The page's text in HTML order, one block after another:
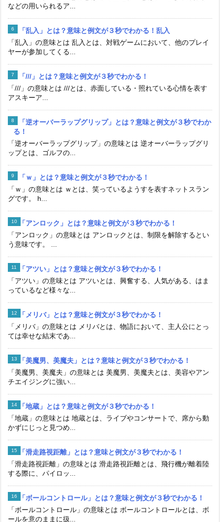
などの用いられるア...
「乱入」とは？意味と例文が３秒でわかる！乱入
「乱入」の意味とは 乱入とは、対戦ゲームにおいて、他のプレイ
ヤーが参加してくる...
「///」とは？意味と例文が３秒でわかる！
「///」の意味とは ///とは、赤面している・照れている心情を表す
アスキーア...
「逆オーバーラップグリップ」とは？意味と例文が３秒でわか
る！
「逆オーバーラップグリップ」の意味とは 逆オーバーラップグリ
ップとは、ゴルフの...
「ｗ」とは？意味と例文が３秒でわかる！
「ｗ」の意味とは ｗとは、笑っているようすを表すネットスラン
グです。 h...
「アンロック」とは？意味と例文が３秒でわかる！
「アンロック」の意味とは アンロックとは、制限を解除するとい
う意味です。 ...
「アツい」とは？意味と例文が３秒でわかる！
「アツい」の意味とは アツいとは、興奮する、人気がある、はま
っているなど様々な...
「メリバ」とは？意味と例文が３秒でわかる！
「メリバ」の意味とは メリバとは、物語において、主人公にとっ
ては幸せな結末であ...
「美魔男、美魔夫」とは？意味と例文が３秒でわかる！
「美魔男、美魔夫」の意味とは 美魔男、美魔夫とは、美容やアン
チエイジングに強い...
「地蔵」とは？意味と例文が３秒でわかる！
「地蔵」の意味とは 地蔵とは、ライブやコンサートで、席から動
かずにじっと見つめ...
「滑走路視距離」とは？意味と例文が３秒でわかる！
「滑走路視距離」の意味とは 滑走路視距離とは、飛行機が離着陸
する際に、パイロッ...
「ボールコントロール」とは？意味と例文が３秒でわかる！
「ボールコントロール」の意味とは ボールコントロールとは、ボ
ールを意のままに扱...